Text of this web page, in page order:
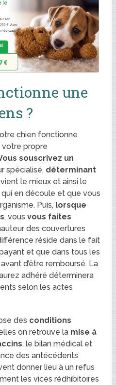
une
?
chien fonctionne
votre propre
souscrivez un
spécialisé, déterminant
le mieux et ainsi le
en découle et que vous
Puis, lorsque
, vousvous faites
des couvertures
réside dans le fait
payant et que dans tous les
d’être remboursé. La
adhéré déterminera
selon les actes
des conditions
on retrouve la mise à
, le bilan médical et
des antécédents
donner lieu à un refus
les vices rédhibitoires